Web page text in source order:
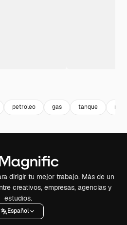
petroleo gas tanque
dirigir tu mejor trabajo. Más de un
creativos, empresas, agencias y
estudios.
Español